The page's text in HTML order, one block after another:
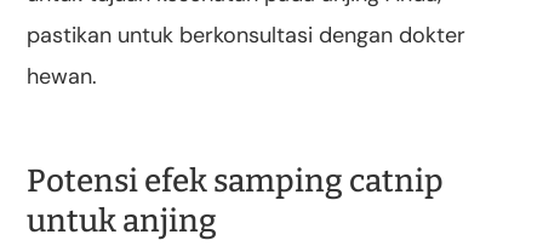
pastikan untuk berkonsultasi dengan dokter
hewan.
Potensi efek samping catnip
untuk anjing